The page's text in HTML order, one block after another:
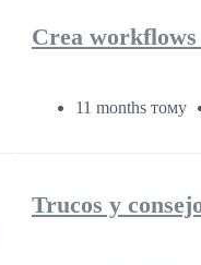
Crea
11 months тому
Trucos y